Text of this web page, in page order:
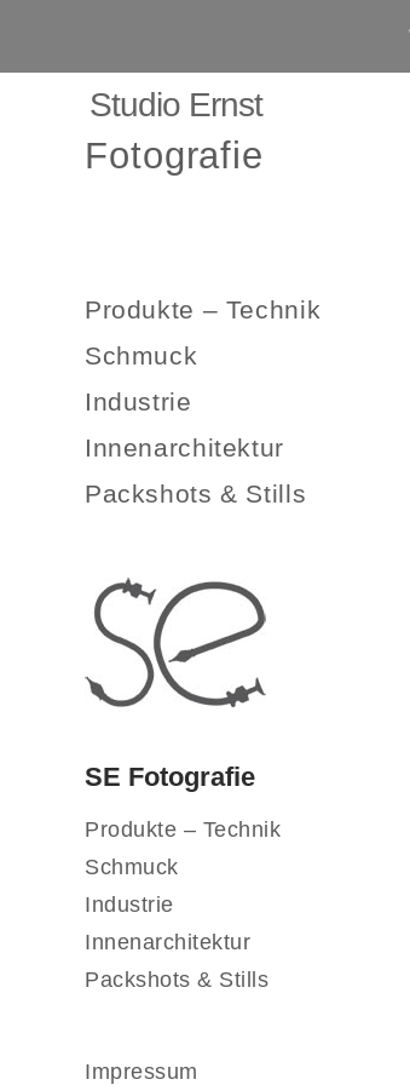
Studio Ernst
Fotografie
Produkte – Technik
Schmuck
Industrie
Innenarchitektur
Packshots & Stills
SE Fotografie
Produkte – Technik
Schmuck
Industrie
Innenarchitektur
Packshots & Stills
Impressum